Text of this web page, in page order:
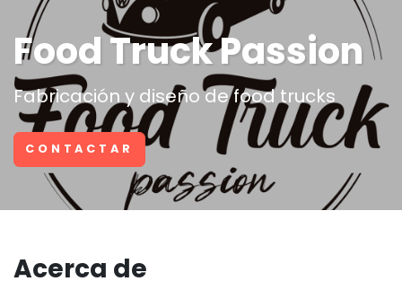
Food Truck Passion
Fabricación y diseño de food trucks
CONTACTAR
Acerca de